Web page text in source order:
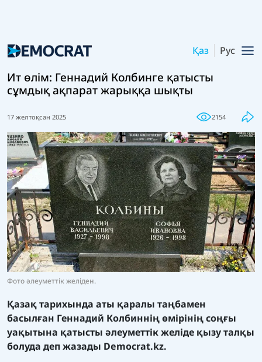
Қаз Рус
Ит өлім: Геннадий Колбинге қатысты
сұмдық ақпарат жарыққа шықты
17 желтоқсан 2025 2154
Фото әлеуметтік желіден.
Қазақ тарихында аты қаралы таңбамен
басылған Геннадий Колбиннің өмірінің соңғы
уақытына қатысты әлеуметтік желіде қызу талқы
болуда деп жазады Democrat.kz.